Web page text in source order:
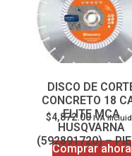
DISCO DE
CONCRETO 18
ELITE MCA
HUSQVARNA
(592891720) –
$4,872.00 IVA
Comprar ahora